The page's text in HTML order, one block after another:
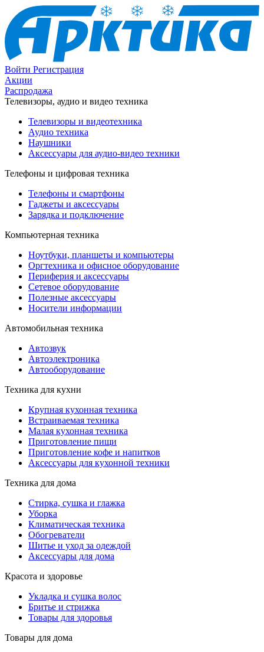
Войти Регистрация
Акции
Распродажа
Телевизоры, аудио и видео техника
Телевизоры и видеотехника
Аудио техника
Наушники
Аксессуары для аудио-видео техники
Телефоны и цифровая техника
Телефоны и смартфоны
Гаджеты и аксессуары
Зарядка и подключение
Компьютерная техника
Ноутбуки, планшеты и компьютеры
Оргтехника и офисное оборудование
Периферия и аксессуары
Cетевое оборудование
Полезные аксессуары
Носители информации
Автомобильная техника
Автозвук
Автоэлектроника
Автооборудование
Техника для кухни
Крупная кухонная техника
Встраиваемая техника
Малая кухонная техника
Приготовление пищи
Приготовление кофе и напитков
Аксессуары для кухонной техники
Техника для дома
Стирка, сушка и глажка
Уборка
Климатическая техника
Обогреватели
Шитье и уход за одеждой
Аксессуары для дома
Красота и здоровье
Укладка и сушка волос
Бритье и стрижка
Товары для здоровья
Товары для дома